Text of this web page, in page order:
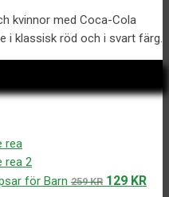
priset
var:
299 kr.
priset
är:
199 kr.
kvinnor med Coca-Cola
i klassisk röd och i svart färg.
för Barn 259KR Det
129 KRDet